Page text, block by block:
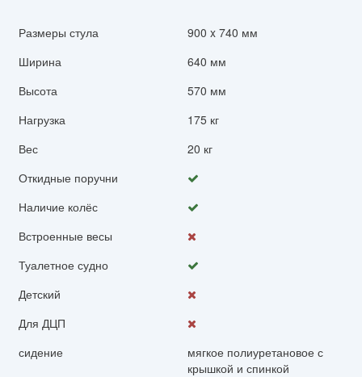
Размеры стула
900 x 740 мм
Ширина
640 мм
Высота
570 мм
Нагрузка
175 кг
Вес
20 кг
Откидные поручни
Наличие колёс
Встроенные весы
Туалетное судно
Детский
Для ДЦП
сидение
мягкое полиуретановое с
крышкой и спинкой